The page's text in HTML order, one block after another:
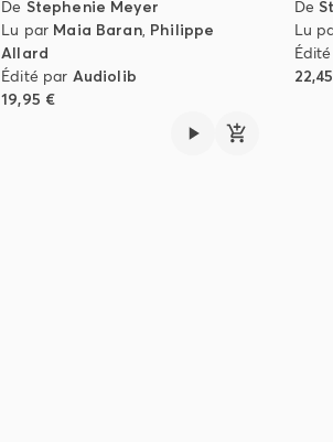
De Stephenie Meyer
Lu par Maia Baran, Philippe
Allard
Édité par Audiolib
19,95 €
De
Lu